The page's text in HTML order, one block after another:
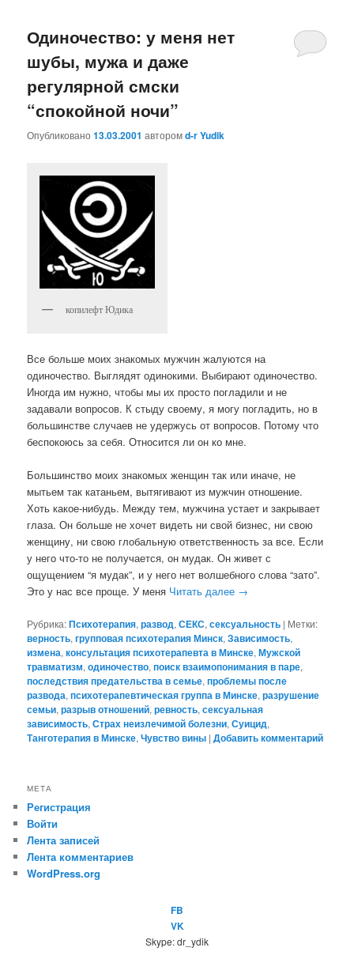
Одиночество: у меня нет
шубы, мужа и даже
регулярной смски
“спокойной ночи”
Опубликовано13.03.2001 авторомd-r Yudik
копилефт Юдика
Все больше моих знакомых мужчин жалуются на
одиночество. Выглядят одинокими. Выбирают одиночество.
Иногда им нужно, чтобы мы их просто погладили и не
задавали вопросов. К стыду своему, я могу погладить, но в
большинстве случаев не удержусь от вопросов. Потому что
беспокоюсь за себя. Относится ли он ко мне.
Большинство моих знакомых женщин так или иначе, не
мытьем так катаньем, вытягивают из мужчин отношение.
Хоть какое-нибудь. Между тем, мужчина устает и закрывает
глаза. Он больше не хочет видеть ни свой бизнес, ни свою
женщину, ни свою глобальную ответственность за все. Если
у него что-то не получается, он мудак. Он живет с
ощущением “я мудак”, и у него нет волшебного слова “зато”.
Это у нас все проще. У меня Читать далее →
Рубрика:Психотерапия,развод,СЕКС,сексуальность | Метки:
верность,групповая психотерапия Минск,Зависимость,
измена,консультация психотерапевта в Минске,Мужской
травматизм,одиночество,поиск взаимопонимания в паре,
последствия предательства в семье,проблемы после
развода,психотерапевтическая группа в Минске,разрушение
семьи,разрыв отношений,ревность,сексуальная
зависимость,Страх неизлечимой болезни,Суицид,
Танготерапия в Минске,Чувство вины |Добавить комментарий
МЕТА
Регистрация
Войти
Лента записей
Лента комментариев
WordPress.org
FB
VK
Skype: dr_ydik